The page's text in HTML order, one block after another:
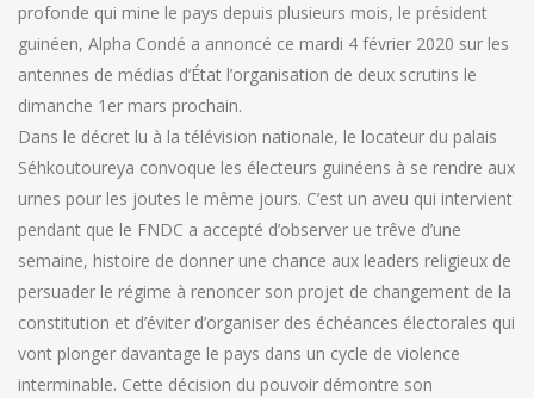
profonde qui mine le pays depuis plusieurs mois, le président
guinéen, Alpha Condé a annoncé ce mardi 4 février 2020 sur les
antennes de médias d’État l’organisation de deux scrutins le
dimanche 1er mars prochain.
Dans le décret lu à la télévision nationale, le locateur du palais
Séhkoutoureya convoque les électeurs guinéens à se rendre aux
urnes pour les joutes le même jours. C’est un aveu qui intervient
pendant que le FNDC a accepté d’observer ue trêve d’une
semaine, histoire de donner une chance aux leaders religieux de
persuader le régime à renoncer son projet de changement de la
constitution et d’éviter d’organiser des échéances électorales qui
vont plonger davantage le pays dans un cycle de violence
interminable. Cette décision du pouvoir démontre son